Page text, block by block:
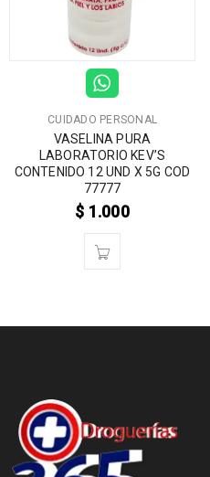
CUIDADO PERSONAL
VASELINA PURA
LABORATORIO KEV’S
CONTENIDO 12 UND X 5G COD
77777
$ 1.000